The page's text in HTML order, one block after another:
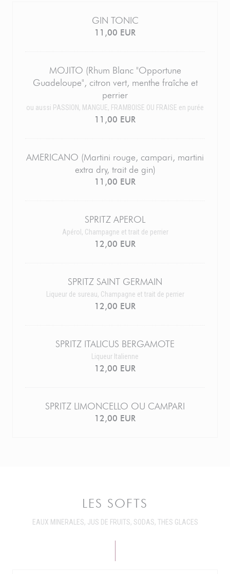
GIN TONIC
11,00 EUR
MOJITO (Rhum Blanc "Opportune
Guadeloupe", citron vert, menthe fraîche et
perrier
ou aussi PASSION, MANGUE, FRAMBOISE OU FRAISE en purée
11,00 EUR
AMERICANO (Martini rouge, campari, martini
extra dry, trait de gin)
11,00 EUR
SPRITZ APEROL
Apérol, Champagne et trait de perrier
12,00 EUR
SPRITZ SAINT GERMAIN
Liqueur de sureau, Champagne et trait de perrier
12,00 EUR
SPRITZ ITALICUS BERGAMOTE
Liqueur Italienne
12,00 EUR
SPRITZ LIMONCELLO OU CAMPARI
12,00 EUR
LES SOFTS
EAUX MINERALES, JUS DE FRUITS, SODAS, THES GLACES